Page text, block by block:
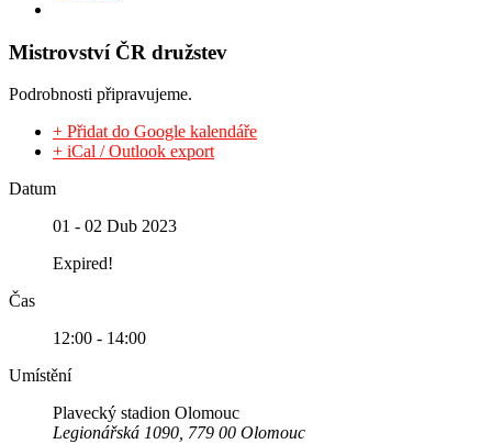
Mistrovství ČR družstev
Podrobnosti připravujeme.
+ Přidat do Google kalendáře
+ iCal / Outlook export
Datum
01 - 02 Dub 2023
Expired!
Čas
12:00 - 14:00
Umístění
Plavecký stadion Olomouc
Legionářská 1090, 779 00 Olomouc